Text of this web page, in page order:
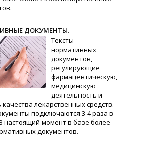
ДОКУМЕНТЫ.
Тексты
нормативных
документов,
регулирующие
фармацевтическую,
медицинскую
деятельность и
качества лекарственных средств.
подключаются 3-4 раза в
настоящий момент в базе более
документов.